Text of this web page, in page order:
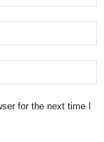
for the next time I